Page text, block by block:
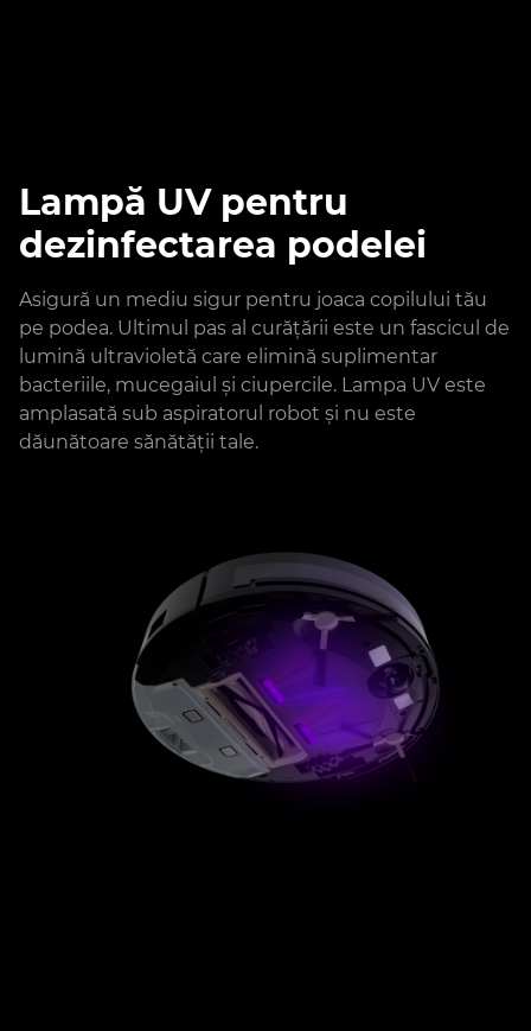
Lampă UV pentru
dezinfectarea podelei
Asigură un mediu sigur pentru joaca copilului tău
pe podea. Ultimul pas al curățării este un fascicul de
lumină ultravioletă care elimină suplimentar
bacteriile, mucegaiul și ciupercile. Lampa UV este
amplasată sub aspiratorul robot și nu este
dăunătoare sănătății tale.